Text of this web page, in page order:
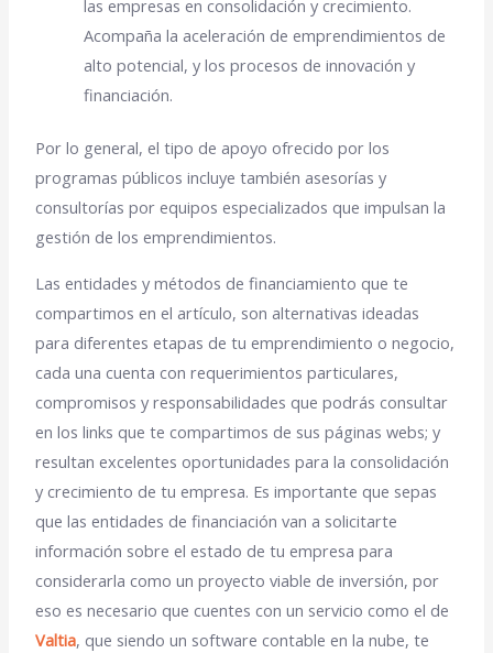
las empresas en consolidación y crecimiento.
Acompaña la aceleración de emprendimientos de
alto potencial, y los procesos de innovación y
financiación.
Por lo general, el tipo de apoyo ofrecido por los
programas públicos incluye también asesorías y
consultorías por equipos especializados que impulsan la
gestión de los emprendimientos.
Las entidades y métodos de financiamiento que te
compartimos en el artículo, son alternativas ideadas
para diferentes etapas de tu emprendimiento o negocio,
cada una cuenta con requerimientos particulares,
compromisos y responsabilidades que podrás consultar
en los links que te compartimos de sus páginas webs; y
resultan excelentes oportunidades para la consolidación
y crecimiento de tu empresa. Es importante que sepas
que las entidades de financiación van a solicitarte
información sobre el estado de tu empresa para
considerarla como un proyecto viable de inversión, por
eso es necesario que cuentes con un servicio como el de
Valtia, que siendo un software contable en la nube, te